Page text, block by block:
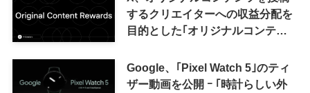
するクリエイターへの収益分配を
目的とした｢オリジナルコンテン
来の｢収益分配｣は廃止
Google、｢Pixel Watch 5｣のティ
ザー動画を公開 ｰ ｢時計らしい外